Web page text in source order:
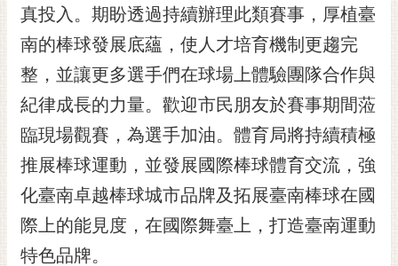
隱
私
權
及
安
全
政
策
網
資
料
真投入。期盼透過持續辦理此類賽事，厚植臺
南的棒球發展底蘊，使人才培育機制更趨完
整，並讓更多選手們在球場上體驗團隊合作與
紀律成長的力量。歡迎市民朋友於賽事期間蒞
臨現場觀賽，為選手加油。體育局將持續積極
推展棒球運動，並發展國際棒球體育交流，強
化臺南卓越棒球城市品牌及拓展臺南棒球在國
際上的能見度，在國際舞臺上，打造臺南運動
特色品牌。